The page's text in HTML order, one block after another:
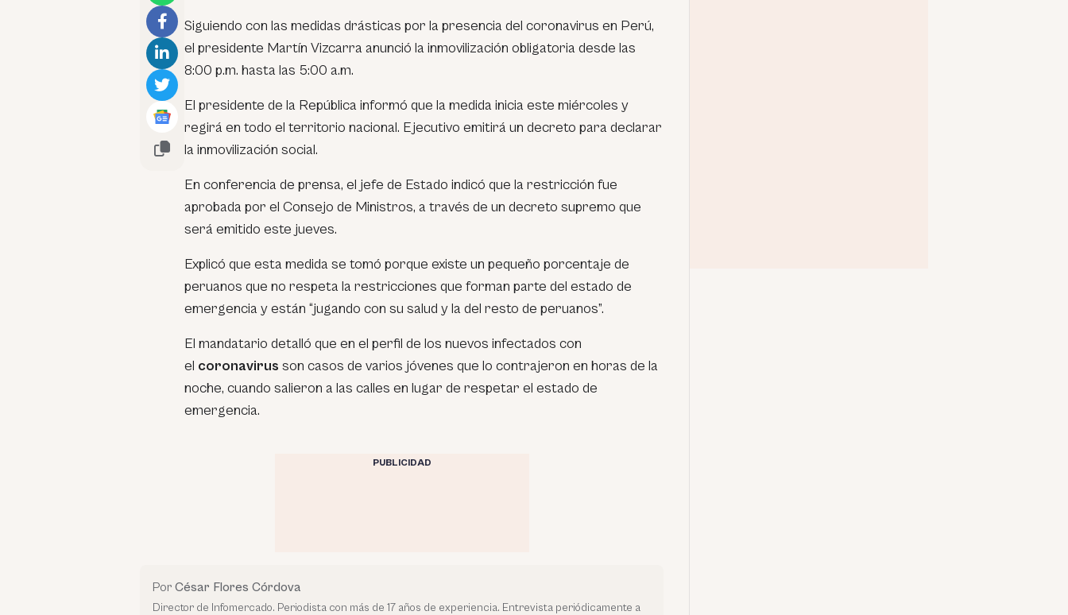
Siguiendo con las medidas drásticas por la presencia del coronavirus en Perú,
el presidente Martín Vizcarra anunció la inmovilización obligatoria desde las
8:00 p.m. hasta las 5:00 a.m.
El presidente de la República informó que la medida inicia este miércoles y
regirá en todo el territorio nacional. Ejecutivo emitirá un decreto para declarar
la inmovilización social.
En conferencia de prensa, el jefe de Estado indicó que la restricción fue
aprobada por el Consejo de Ministros, a través de un decreto supremo que
será emitido este jueves.
Explicó que esta medida se tomó porque existe un pequeño porcentaje de
peruanos que no respeta la restricciones que forman parte del estado de
emergencia y están “jugando con su salud y la del resto de peruanos”.
El mandatario detalló que en el perfil de los nuevos infectados con
el coronavirus son casos de varios jóvenes que lo contrajeron en horas de la
noche, cuando salieron a las calles en lugar de respetar el estado de
emergencia.
PUBLICIDAD
Por César Flores Córdova
Director de Infomercado. Periodista con más de 17 años de experiencia. Entrevista periódicamente a